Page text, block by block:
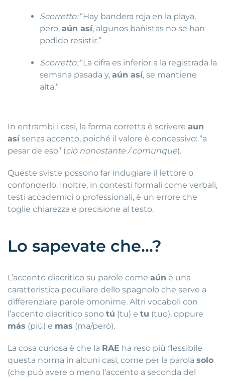
Scorretto:“Hay bandera roja en la playa,
pero,aún así, algunos bañistas no se han
podido resistir.”
Scorretto:“La cifra es inferior a la registrada la
semana pasada y,aún así, se mantiene
alta.”
In entrambi i casi, la forma corretta è scrivere aun
asísenza accento, poiché il valore è concessivo: “a
pesar de eso” (ciò nonostante / comunque).
Queste sviste possono far indugiare il lettore o
confonderlo. Inoltre, in contesti formali come verbali,
testi accademici o professionali, è un errore che
toglie chiarezza e precisione al testo.
Lo sapevate che…?
L’accento diacritico su parole come aún è una
caratteristica peculiare dello spagnolo che serve a
differenziare parole omonime. Altri vocaboli con
l’accento diacritico sono tú (tu) e tu (tuo), oppure
más (più) e mas (ma/però).
La cosa curiosa è che la RAE ha reso più flessibile
questa norma in alcuni casi, come per la parola solo
(che può avere o meno l’accento a seconda del